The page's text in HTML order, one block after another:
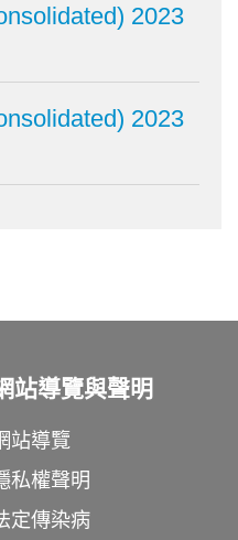
2023
2023
站導覽與聲明
站導覽
私權聲明
定傳染病